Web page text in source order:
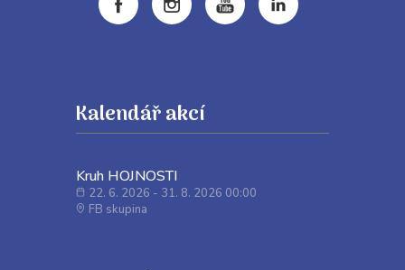
Kalendář akcí
Kruh HOJNOSTI
22. 6. 2026 - 31. 8. 2026 00:00
FB skupina